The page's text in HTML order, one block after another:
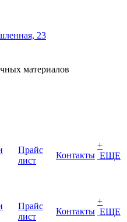
23
материалов
Прайс
лист
Контакты
+
ЕЩЕ
Прайс
лист
Контакты
+
ЕЩЕ